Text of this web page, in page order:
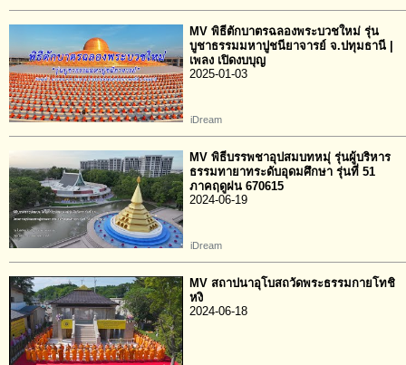
MV พิธีตักบาตรฉลองพระบวชใหม่ รุ่น
บูชาธรรมมหาปูชนียาจารย์ จ.ปทุมธานี |
เพลง เปิดงบบุญ
2025-01-03
iDream
MV พิธีบรรพชาอุปสมบทหมุ่ รุ่นผู้บริหาร
ธรรมทายาทระดับอุดมศึกษา รุ่นที่ 51
ภาคฤดูฝน 670615
2024-06-19
iDream
MV สถาปนาอุโบสถวัดพระธรรมกายโทชิ
หงิ
2024-06-18